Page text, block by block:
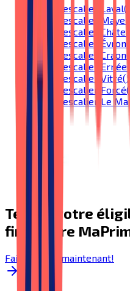
Monte-escalier
Laval(
Monte-escalier
Monte-escalier
Monte-escalier
Évron
Monte-escalier
Craon(
Monte-escalier
Ernée(
Monte-escalier
Vitré(
Monte-escalier Forcé(
Monte-escalier Le
Testez votre
financière
Faire le test maintenant!